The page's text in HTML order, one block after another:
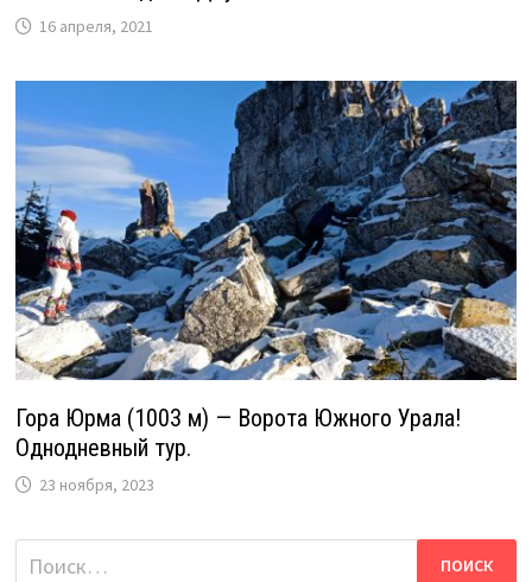
16 апреля, 2021
Гора Юрма (1003 м) — Ворота Южного Урала!
Однодневный тур.
23 ноября, 2023
Найти: